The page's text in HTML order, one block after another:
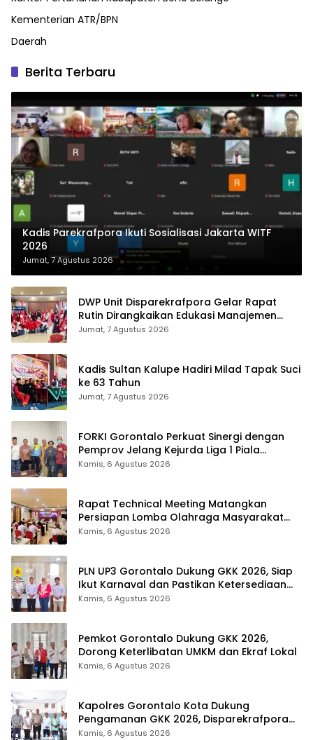
Kementerian ATR/BPN
Daerah
Berita Terbaru
Kadis Parekrafpora Ikuti Sosialisasi Jakarta WITF
2026
Jumat, 7 Agustus 2026
DWP Unit Disparekrafpora Gelar Rapat
Rutin Dirangkaikan Edukasi Manajemen
Stres
Jumat, 7 Agustus 2026
Kadis Sultan Kalupe Hadiri Milad Tapak Suci
ke 63 Tahun
Jumat, 7 Agustus 2026
FORKI Gorontalo Perkuat Sinergi dengan
Pemprov Jelang Kejurda Liga 1 Piala
Gubernur 2026
Kamis, 6 Agustus 2026
Rapat Technical Meeting Matangkan
Persiapan Lomba Olahraga Masyarakat
Tingkat Provinsi Gorontalo
Kamis, 6 Agustus 2026
PLN UP3 Gorontalo Dukung GKK 2026, Siap
Ikut Karnaval dan Pastikan Ketersediaan
Listrik
Kamis, 6 Agustus 2026
Pemkot Gorontalo Dukung GKK 2026,
Dorong Keterlibatan UMKM dan Ekraf Lokal
Kamis, 6 Agustus 2026
Kapolres Gorontalo Kota Dukung
Pengamanan GKK 2026, Disparekrafpora
Perkuat Sinergi Lintas Sektor
Kamis, 6 Agustus 2026